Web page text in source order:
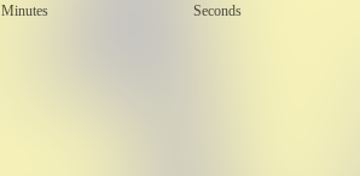
Minutes Seconds